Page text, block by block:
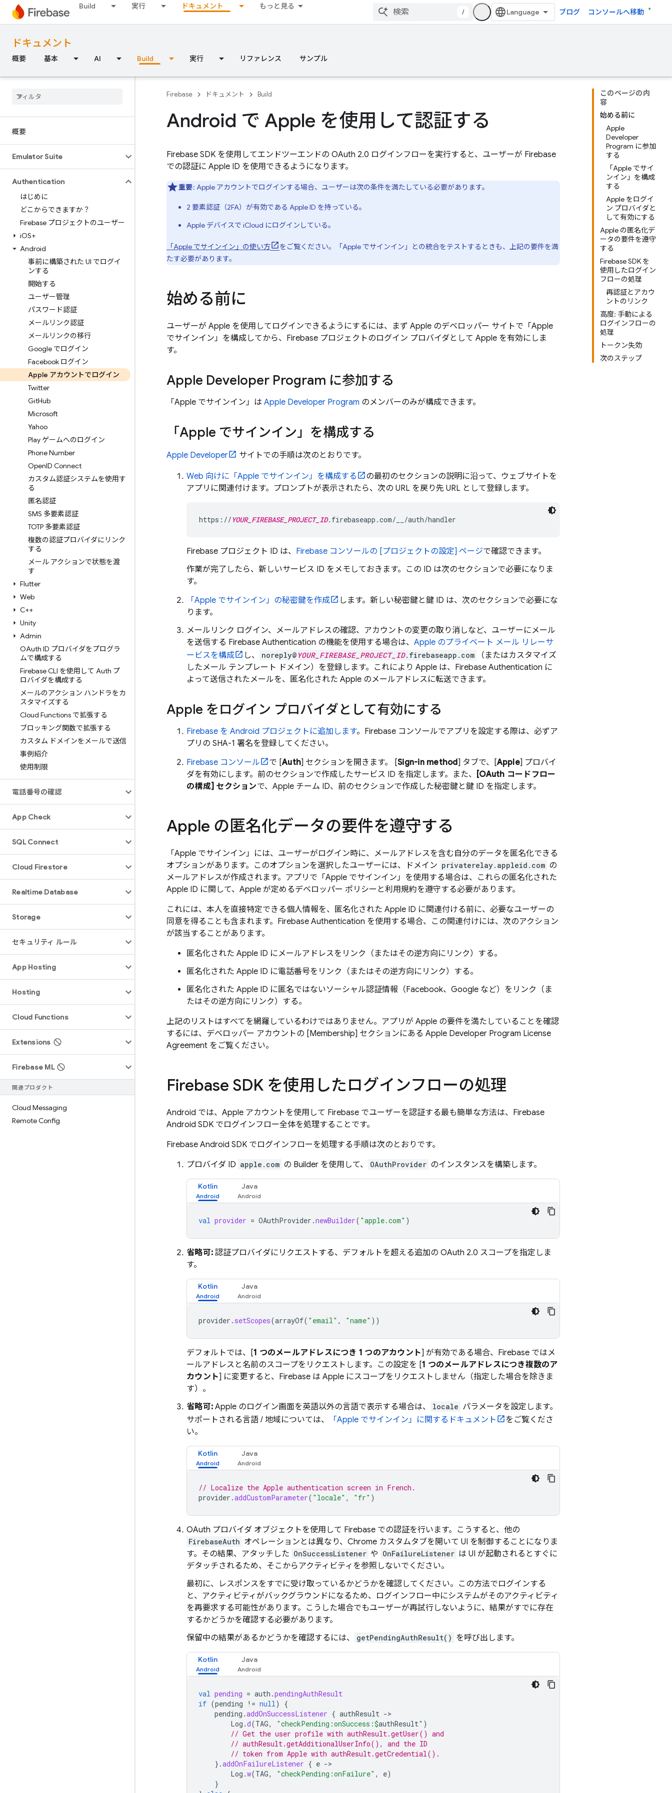
Build 実行 ドキュメント もっと見る
/ ブログ コンソールへ移動
ドキュメント
概要 基本 AI Build 実行 リファレンス サンプル
概要
Emulator Suite
Authentication
はじめに
どこからできますか？
Firebase プロジェクトのユーザー
iOS+
Android
事前に構築された UI でログイ
ンする
開始する
ユーザー管理
パスワード認証
メールリンク認証
メールリンクの移行
Google でログイン
Facebook ログイン
Apple アカウントでログイン
Twitter
GitHub
Microsoft
Yahoo
Play ゲームへのログイン
Phone Number
OpenID Connect
カスタム認証システムを使用す
る
匿名認証
SMS 多要素認証
TOTP 多要素認証
複数の認証プロバイダにリンク
する
メール アクションで状態を渡
す
Flutter
Web
C++
Unity
Admin
OAuth ID プロバイダをプログラ
ムで構成する
Firebase CLI を使用して Auth プ
ロバイダを構成する
メールのアクション ハンドラをカ
スタマイズする
Cloud Functions で拡張する
ブロッキング関数で拡張する
カスタム ドメインをメールで送信
事例紹介
使用制限
電話番号の確認
App Check
SQL Connect
Cloud Firestore
Realtime Database
Storage
セキュリティ ルール
App Hosting
Hosting
Cloud Functions
Extensions
Firebase ML
関連プロダクト
Cloud Messaging
Remote Config
このページの内
容
始める前に
Apple
Developer
Program に参加
する
「Apple でサイ
ンイン」を構成
する
Apple をログイ
ン プロバイダと
して有効にする
Apple の匿名化デ
ータの要件を遵守
する
Firebase SDK を
使用したログイン
フローの処理
再認証とアカウ
ントのリンク
高度: 手動による
ログインフローの
処理
トークン失効
次のステップ
Firebase ドキュメント Build
Android で Apple を使用して認証する
Firebase SDK を使用してエンドツーエンドの OAuth 2.0 ログインフローを実行すると、ユーザーが Firebase
での認証に Apple ID を使用できるようになります。
重要: Apple アカウントでログインする場合、ユーザーは次の条件を満たしている必要があります。
2 要素認証（2FA）が有効である Apple ID を持っている。
Apple デバイスで iCloud にログインしている。
「Apple でサインイン」の使い方
をご覧ください。「Apple でサインイン」との統合をテストするときも、上記の要件を満
たす必要があります。
始める前に
ユーザーが Apple を使用してログインできるようにするには、まず Apple のデベロッパー サイトで「Apple
でサインイン」を構成してから、Firebase プロジェクトのログイン プロバイダとして Apple を有効にしま
す。
Apple Developer Program に参加する
「Apple でサインイン」は Apple Developer Program のメンバーのみが構成できます。
「Apple でサインイン」を構成する
Apple Developer サイトでの手順は次のとおりです。
Web 向けに「Apple でサインイン」を構成する
の最初のセクションの説明に沿って、ウェブサイトを
アプリに関連付けます。プロンプトが表示されたら、次の URL を戻り先 URL として登録します。
https:// YOUR_FIREBASE_PROJECT_ID.firebaseapp.com/__/auth/handler
Firebase プロジェクト ID は、 Firebase コンソールの [プロジェクトの設定] ページで確認できます。
作業が完了したら、新しいサービス ID をメモしておきます。この ID は次のセクションで必要になりま
す。
「Apple でサインイン」の秘密鍵を作成
します。新しい秘密鍵と鍵 ID は、次のセクションで必要にな
ります。
メールリンク ログイン、メールアドレスの確認、アカウントの変更の取り消しなど、ユーザーにメール
を送信する Firebase Authentication の機能を使用する場合は、 Apple のプライベート メール リレーサ
ービスを構成
し、 noreply@ YOUR_FIREBASE_PROJECT_ID.firebaseapp.com
（またはカスタマイズ
したメール テンプレート ドメイン）を登録します。これにより Apple は、 Firebase Authentication に
よって送信されたメールを、匿名化された Apple のメールアドレスに転送できます。
Apple をログイン プロバイダとして有効にする
Firebase を Android プロジェクトに追加します。 Firebase コンソールでアプリを設定する際は、必ずア
プリの SHA-1 署名を登録してください。
Firebase コンソール で [Auth] セクションを開きます。 [Sign-in method] タブで、[Apple] プロバイ
ダを有効にします。前のセクションで作成したサービス ID を指定します。また、
[OAuth コードフロー
の構成] セクションで、Apple チーム ID、前のセクションで作成した秘密鍵と鍵 ID を指定します。
Apple の匿名化データの要件を遵守する
「Apple でサインイン」には、ユーザーがログイン時に、メールアドレスを含む自分のデータを匿名化できる
オプションがあります。このオプションを選択したユーザーには、ドメイン privaterelay.appleid.com の
メールアドレスが作成されます。アプリで「Apple でサインイン」を使用する場合は、これらの匿名化された
Apple ID に関して、Apple が定めるデベロッパー ポリシーと利用規約を遵守する必要があります。
これには、本人を直接特定できる個人情報を、匿名化された Apple ID に関連付ける前に、必要なユーザーの
同意を得ることも含まれます。Firebase Authentication を使用する場合、この関連付けには、次のアクション
が該当することがあります。
匿名化された Apple ID にメールアドレスをリンク（またはその逆方向にリンク）する。
匿名化された Apple ID に電話番号をリンク（またはその逆方向にリンク）する。
匿名化された Apple ID に匿名ではないソーシャル認証情報（Facebook、Google など）をリンク（ま
たはその逆方向にリンク）する。
上記のリストはすべてを網羅しているわけではありません。アプリが Apple の要件を満たしていることを確認
するには、デベロッパー アカウントの [Membership] セクションにある Apple Developer Program License
Agreement をご覧ください。
Firebase SDK を使用したログインフローの処理
Android では、Apple アカウントを使用して Firebase でユーザーを認証する最も簡単な方法は、Firebase
Android SDK でログインフロー全体を処理することです。
Firebase Android SDK でログインフローを処理する手順は次のとおりです。
プロバイダ ID apple.com の Builder を使用して、 OAuthProvider のインスタンスを構築します。
Kotlin Java
val provider = OAuthProvider .newBuilder( "apple.com" )
省略可: 認証プロバイダにリクエストする、デフォルトを超える追加の OAuth 2.0 スコープを指定しま
す。
Kotlin Java
provider . setScopes(arrayOf( "email" , "name" ))
デフォルトでは、[1 つのメールアドレスにつき 1 つのアカウント] が有効である場合、Firebase ではメ
ールアドレスと名前のスコープをリクエストします。この設定を [1 つのメールアドレスにつき複数のア
カウント] に変更すると、Firebase は Apple にスコープをリクエストしません（指定した場合を除きま
す）。
省略可:Apple のログイン画面を英語以外の言語で表示する場合は、 locale パラメータを設定します。
サポートされる言語 / 地域については、
「Apple でサインイン」に関するドキュメント
をご覧くださ
い。
Kotlin Java
// Localize the Apple authentication screen in French.
provider .addCustomParameter( "locale" , "fr" )
OAuth プロバイダ オブジェクトを使用して Firebase での認証を行います。こうすると、他の
FirebaseAuth オペレーションとは異なり、Chrome カスタムタブを開いて UI を制御することになりま
す。その結果、アタッチした OnSuccessListener や OnFailureListener は UI が起動されるとすぐに
デタッチされるため、そこからアクティビティを参照しないでください。
最初に、レスポンスをすでに受け取っているかどうかを確認してください。この方法でログインする
と、アクティビティがバックグラウンドになるため、ログインフロー中にシステムがそのアクティビティ
を再要求する可能性があります。こうした場合でもユーザーが再試行しないように、結果がすでに存在
するかどうかを確認する必要があります。
保留中の結果があるかどうかを確認するには、
getPendingAuthResult() を呼び出します。
Kotlin Java
val pending = auth .pendingAuthResult
if (pending != null)
{
pending .addOnSuccessListener { authResult -
Log .d(TAG, "checkPending:onSuccess:$authResult" )
// Get the user profile with authResult.getUser() and
// authResult.getAdditionalUserInfo(), and the ID
// token from Apple with authResult.getCredential().
}.addOnFailureListener { e -
Log .w(TAG, "checkPending:onFailure" , e)
}